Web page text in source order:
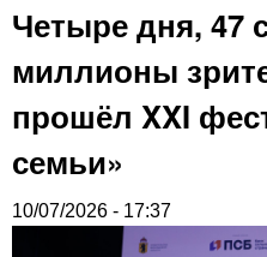
Четыре дня, 47
миллионы
прошёл XXI
семьи»
10/07/2026 - 17:37